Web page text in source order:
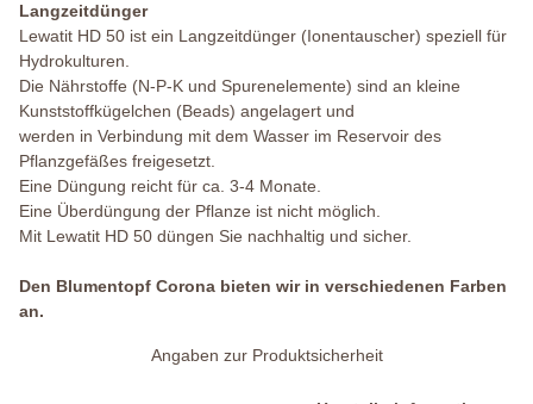
Langzeitdünger
Lewatit HD 50 ist ein Langzeitdünger (Ionentauscher) speziell für
Hydrokulturen.
Die Nährstoffe (N-P-K und Spurenelemente) sind an kleine
Kunststoffkügelchen (Beads) angelagert und
werden in Verbindung mit dem Wasser im Reservoir des
Pflanzgefäßes freigesetzt.
Eine Düngung reicht für ca. 3-4 Monate.
Eine Überdüngung der Pflanze ist nicht möglich.
Mit Lewatit HD 50 düngen Sie nachhaltig und sicher.
Den Blumentopf Corona bieten wir in verschiedenen Farben
an.
Angaben zur Produktsicherheit